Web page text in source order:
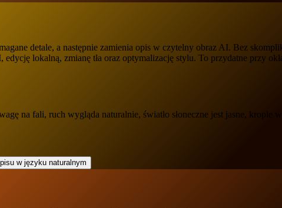
detale, a następnie zamienia opis w czytelny obraz AI. Bez
lokalną, zmianę tła oraz optymalizację stylu. To przydatne przy
na fali, ruch wygląda naturalnie, światło słoneczne jest jasne, krople